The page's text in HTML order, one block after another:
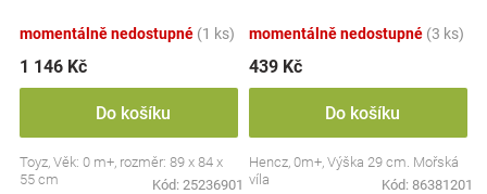
momentálně nedostupné (1 ks)
1 146 Kč
Do košíku
Toyz, Věk: 0 m+, rozměr: 89 x 84 x
55 cm
Kód: 25236901
momentálně nedostupné (3 ks)
439 Kč
Do košíku
Hencz, 0m+, Výška 29 cm. Mořská
víla
Kód: 86381201